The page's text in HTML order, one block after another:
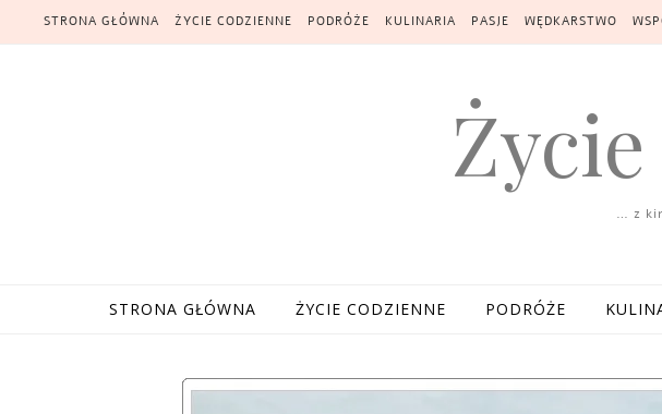
Skip to content
STRONA GŁÓWNA ŻYCIE CODZIENNE PODRÓŻE KULINARIA PASJE WĘDKARSTWO
… z
STRONA GŁÓWNA ŻYCIE CODZIENNE PODRÓŻE